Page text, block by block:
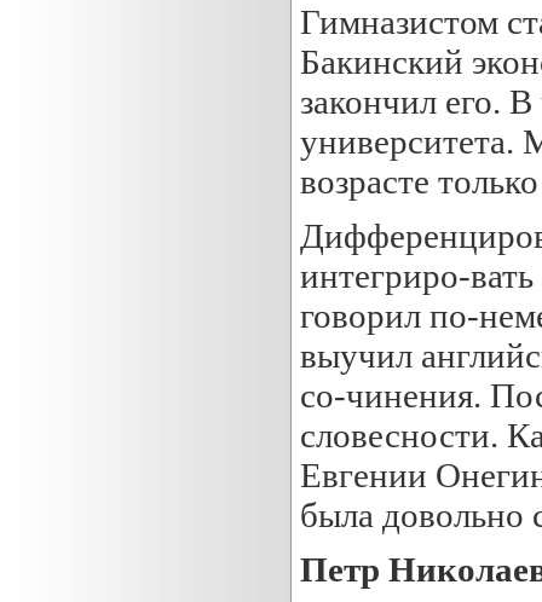
Гимназистом
Бакинский
закончил его.
университета.
возрасте
интегриро-
говорил по-
выучил
со-чинения.
словесности.
Евгении
была довольно
Петр